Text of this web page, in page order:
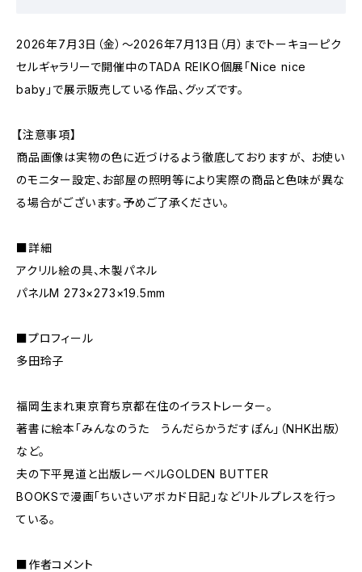
2026年7月3日（金）～2026年7月13日（月）までトーキョーピク
セルギャラリーで開催中のTADA REIKO個展「Nice nice
baby」で展示販売している作品、グッズです。
【注意事項】
商品画像は実物の色に近づけるよう徹底しておりますが、 お使い
のモニター設定、お部屋の照明等により実際の商品と色味が異な
る場合がございます。予めご了承ください。
■詳細
アクリル絵の具、木製パネル
パネルM 273×273×19.5mm
■プロフィール
多田玲子
福岡生まれ東京育ち京都在住のイラストレーター。
著書に絵本「みんなのうた うんだらかうだすぽん」（NHK出版）
など。
夫の下平晃道と出版レーベルGOLDEN BUTTER
BOOKSで漫画「ちいさいアボカド日記」などリトルプレスを行っ
ている。
■作者コメント